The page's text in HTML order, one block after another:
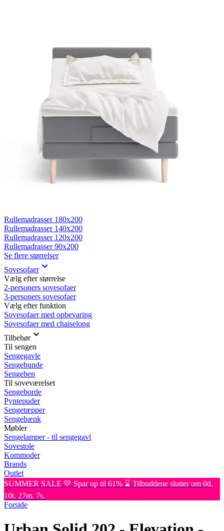
Kuvertlagner 180x200
Kuvertlagner 140x200
Kuvertlagner 120x200
Kuvertlagner 90x200
Faconlagner
Faconlagner 180x200
Faconlagner 140x200
Se flere størrelser
Øvrige lagner
Stræklagner
Rullemadrasser 180x200
Rullemadrasser 140x200
Rullemadrasser 120x200
Rullemadrasser 90x200
Se flere størrelser
Sovesofaer
Vælg efter størrelse
2-personers sovesofaer
3-personers sovesofaer
Vælg efter funktion
Sovesofaer med opbevaring
Sovesofaer med chaiselong
Tilbehør
Til sengen
Sengegavle
Sengebunde
Sengeben
Til soveværelset
Sengeborde
Pyntepuder
Sengetæpper
Sengebænk
Møbler
Sengelamper - til sengegavl
Sovestole
Kommoder
Brands
Outlet
SUMMER SALE 💛 Spar op til 61% ⌛ Tilbuddene slutter om 0d.
10t. 27m. 7s.
Forside